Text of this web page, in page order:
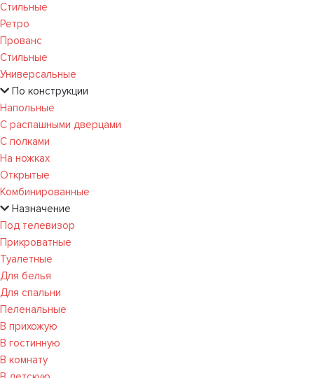
Стильные
Ретро
Прованс
Стильные
Универсальные
По конструкции
Напольные
С распашными дверцами
С полками
На ножках
Открытые
Комбинированные
Назначение
Под телевизор
Прикроватные
Туалетные
Для белья
Для спальни
Пеленальные
В прихожую
В гостинную
В комнату